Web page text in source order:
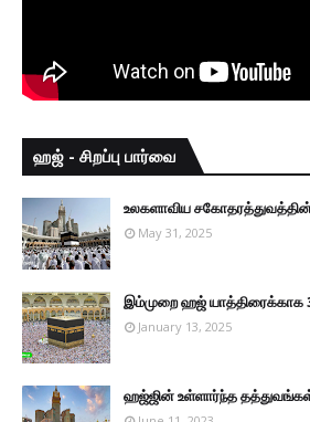
ஹஜ் - சிறப்பு பார்வை
உலகளாவிய
May 31, 2025
இம்முறை ஹஜ்
January 13, 2025
ஹஜ்ஜின் உள்ளார்ந்த